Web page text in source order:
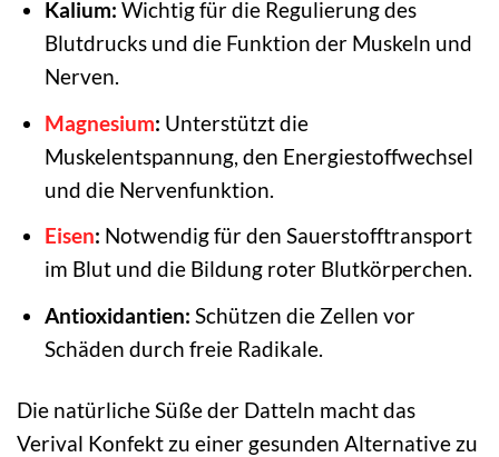
Kalium: Wichtig für die Regulierung des
Blutdrucks und die Funktion der Muskeln und
Nerven.
Magnesium: Unterstützt die
Muskelentspannung, den Energiestoffwechsel
und die Nervenfunktion.
Eisen: Notwendig für den Sauerstofftransport
im Blut und die Bildung roter Blutkörperchen.
Antioxidantien: Schützen die Zellen vor
Schäden durch freie Radikale.
Die natürliche Süße der Datteln macht das
Verival Konfekt zu einer gesunden Alternative zu